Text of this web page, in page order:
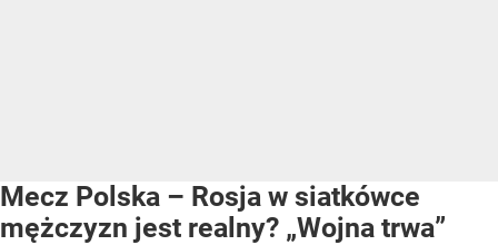
Mecz Polska – Rosja w siatkówce
mężczyzn jest realny? „Wojna trwa”